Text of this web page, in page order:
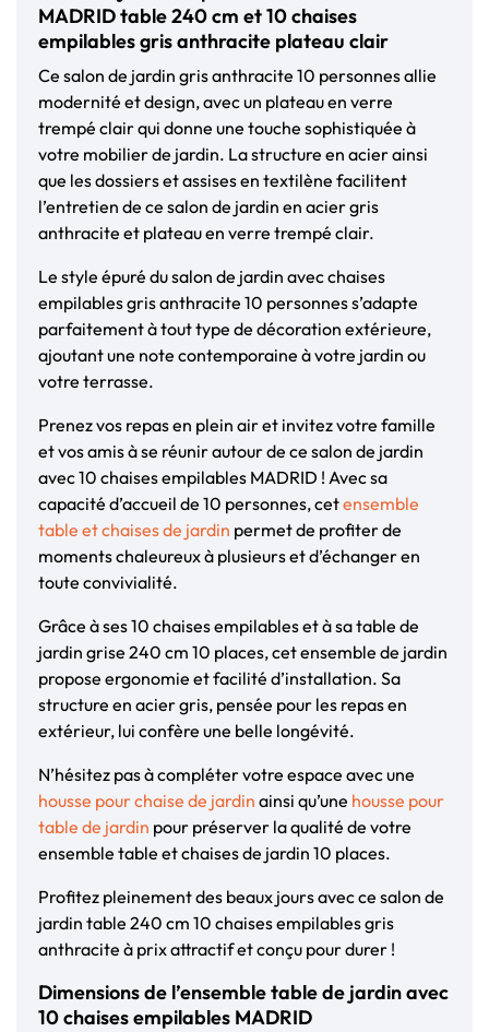
MADRID table 240 cm et 10 chaises
empilables gris anthracite plateau clair
Ce salon de jardin gris anthracite 10 personnes allie
modernité et design, avec un plateau en verre
trempé clair qui donne une touche sophistiquée à
votre mobilier de jardin. La structure en acier ainsi
que les dossiers et assises en textilène facilitent
l’entretien de ce salon de jardin en acier gris
anthracite et plateau en verre trempé clair.
Le style épuré du salon de jardin avec chaises
empilables gris anthracite 10 personnes s’adapte
parfaitement à tout type de décoration extérieure,
ajoutant une note contemporaine à votre jardin ou
votre terrasse.
Prenez vos repas en plein air et invitez votre famille
et vos amis à se réunir autour de ce salon de jardin
avec 10 chaises empilables MADRID ! Avec sa
capacité d’accueil de 10 personnes, cetensemble
table et chaises de jardin permet de profiter de
moments chaleureux à plusieurs et d’échanger en
toute convivialité.
Grâce à ses 10 chaises empilables et à sa table de
jardin grise 240 cm 10 places, cet ensemble de jardin
propose ergonomie et facilité d’installation. Sa
structure en acier gris, pensée pour les repas en
extérieur, lui confère une belle longévité.
N’hésitez pas à compléter votre espace avec une
housse pour chaise de jardin ainsi qu’une housse pour
table de jardin pour préserver la qualité de votre
ensemble table et chaises de jardin 10 places.
Profitez pleinement des beaux jours avec ce salon de
jardin table 240 cm 10 chaises empilables gris
anthracite à prix attractif et conçu pour durer !
Dimensions de l’ensemble table de jardin avec
10 chaises empilables MADRID